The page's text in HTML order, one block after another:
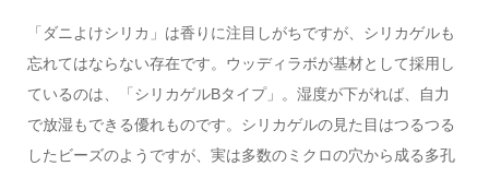
「ダニよけシリカ」は香りに注目しがちですが、シリカゲルも
忘れてはならない存在です。ウッディラボが基材として採用し
ているのは、「シリカゲルBタイプ」。湿度が下がれば、自力
で放湿もできる優れものです。シリカゲルの見た目はつるつる
したビーズのようですが、実は多数のミクロの穴から成る多孔